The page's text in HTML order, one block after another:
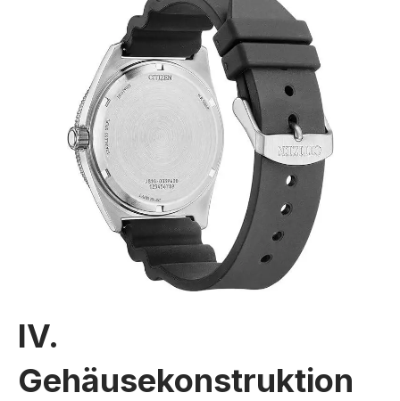
IV.
Gehäusekonstruktion